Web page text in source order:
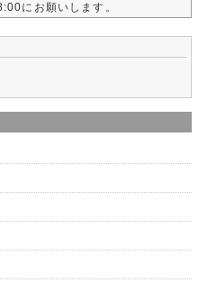
にお願いします。